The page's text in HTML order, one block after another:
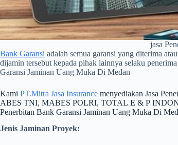
jasa
Bank Garansi adalah semua garansi yang diterima
dijamin tersebut kepada pihak lainnya selaku
Garansi Jaminan Uang Muka Di Medan
Kami PT.Mitra Jasa Insurance menyediakan Jasa
ABES TNI, MABES POLRI, TOTAL E & P
Penerbitan Bank Garansi Jaminan Uang Muka Di
Jenis Jaminan Proyek: